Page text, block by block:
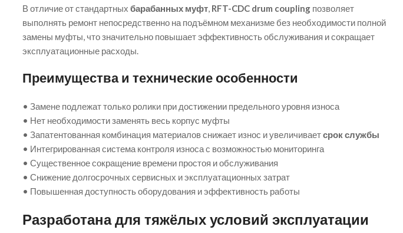
В отличие от стандартных барабанных муфт, RFT-CDC drum couplingпозволяет
выполнять ремонт непосредственно на подъёмном механизме без необходимости полной
замены муфты, что значительно повышает эффективность обслуживания и сокращает
эксплуатационные расходы.
Преимущества и технические особенности
• Замене подлежат только ролики при достижении предельного уровня износа
• Нет необходимости заменять весь корпус муфты
• Запатентованная комбинация материалов снижает износ и увеличиваетсрок службы
• Интегрированная система контроля износа с возможностью мониторинга
• Существенное сокращение времени простоя и обслуживания
• Снижение долгосрочных сервисных и эксплуатационных затрат
• Повышенная доступность оборудования и эффективность работы
Разработана для тяжёлых условий эксплуатации